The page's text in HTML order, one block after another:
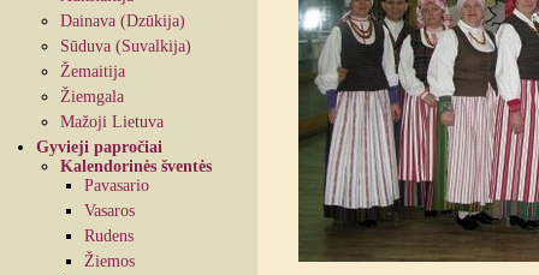
Dainava (Dzūkija)
Sūduva (Suvalkija)
Žemaitija
Žiemgala
Mažoji Lietuva
Gyvieji papročiai
Kalendorinės šventės
Pavasario
Vasaros
Rudens
Žiemos